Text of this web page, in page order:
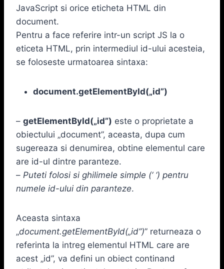
JavaScript si orice eticheta HTML din
document.
Pentru a face referire intr-un script JS la o
eticeta HTML, prin intermediul id-ului acesteia,
se foloseste urmatoarea sintaxa:
document.getElementById(„id”)
– getElementById(„id”) este o proprietate a
obiectului „document”, aceasta, dupa cum
sugereaza si denumirea, obtine elementul care
are id-ul dintre paranteze.
– Puteti folosi si ghilimele simple (‘ ‘) pentru
numele id-ului din paranteze.
Aceasta sintaxa
„document.getElementById(„id”)” returneaza o
referinta la intreg elementul HTML care are
acest „id”, va defini un obiect continand